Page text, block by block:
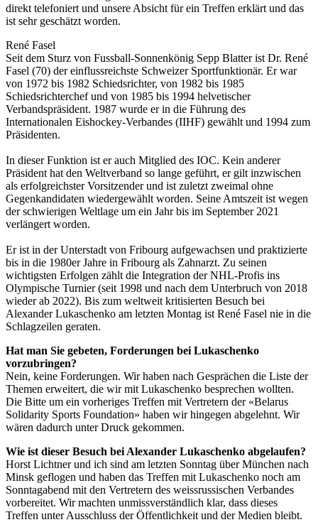
direkt telefoniert und unsere Absicht für ein Treffen erklärt und das
ist sehr geschätzt worden.
René Fasel
Seit dem Sturz von Fussball-Sonnenkönig Sepp Blatter ist Dr. René
Fasel (70) der einflussreichste Schweizer Sportfunktionär. Er war
von 1972 bis 1982 Schiedsrichter, von 1982 bis 1985
Schiedsrichterchef und von 1985 bis 1994 helvetischer
Verbandspräsident. 1987 wurde er in die Führung des
Internationalen Eishockey-Verbandes (IIHF) gewählt und 1994 zum
Präsidenten.
In dieser Funktion ist er auch Mitglied des IOC. Kein anderer
Präsident hat den Weltverband so lange geführt, er gilt inzwischen
als erfolgreichster Vorsitzender und ist zuletzt zweimal ohne
Gegenkandidaten wiedergewählt worden. Seine Amtszeit ist wegen
der schwierigen Weltlage um ein Jahr bis im September 2021
verlängert worden.
Er ist in der Unterstadt von Fribourg aufgewachsen und praktizierte
bis in die 1980er Jahre in Fribourg als Zahnarzt. Zu seinen
wichtigsten Erfolgen zählt die Integration der NHL-Profis ins
Olympische Turnier (seit 1998 und nach dem Unterbruch von 2018
wieder ab 2022). Bis zum weltweit kritisierten Besuch bei
Alexander Lukaschenko am letzten Montag ist René Fasel nie in die
Schlagzeilen geraten.
Hat man Sie gebeten, Forderungen bei Lukaschenko
vorzubringen?
Nein, keine Forderungen. Wir haben nach Gesprächen die Liste der
Themen erweitert, die wir mit Lukaschenko besprechen wollten.
Die Bitte um ein vorheriges Treffen mit Vertretern der «Belarus
Solidarity Sports Foundation» haben wir hingegen abgelehnt. Wir
wären dadurch unter Druck gekommen.
Wie ist dieser Besuch bei Alexander Lukaschenko abgelaufen?
Horst Lichtner und ich sind am letzten Sonntag über München nach
Minsk geflogen und haben das Treffen mit Lukaschenko noch am
Sonntagabend mit den Vertretern des weissrussischen Verbandes
vorbereitet. Wir machten unmissverständlich klar, dass dieses
Treffen unter Ausschluss der Öffentlichkeit und der Medien bleibt.